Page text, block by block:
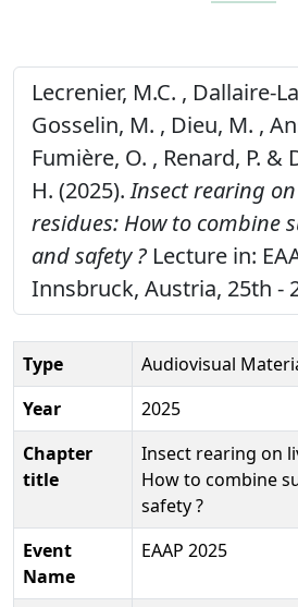
Lecrenier, M.C. , Dallaire-
Gosselin, M. , Dieu, M. ,
Fumière, O. , Renard, P. &
H. (2025).Insect rearing
residues: How to combine
and safety ? Lecture in:
Innsbruck, Austria, 25th -
Type
Audiovisual
Year
2025
Chapter
title
Insect rearing on
How to combine
safety ?
Event
Name
EAAP 2025